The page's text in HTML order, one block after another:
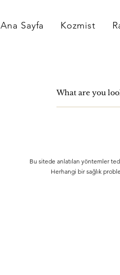
Ana Sayfa Kozmist
Bu sitede anlatılan yöntemler
Herhangi bir sağlık